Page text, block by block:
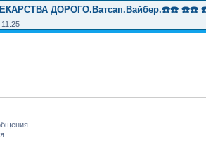
ДОРОГО.Ватсап.Вайбер.☎️☎️ ☎️☎️